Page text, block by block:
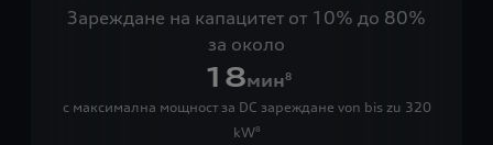
Зареждане на капацитет от 10% до 80%
за около
18мин8
с максимална мощност за DC зареждане von bis zu 320
kW8